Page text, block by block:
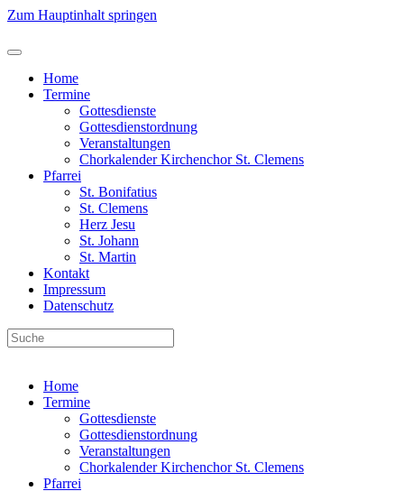
Zum Hauptinhalt springen
Home
Termine
Gottesdienste
Gottesdienstordnung
Veranstaltungen
Chorkalender Kirchenchor St. Clemens
Pfarrei
St. Bonifatius
St. Clemens
Herz Jesu
St. Johann
St. Martin
Kontakt
Impressum
Datenschutz
Home
Termine
Gottesdienste
Gottesdienstordnung
Veranstaltungen
Chorkalender Kirchenchor St. Clemens
Pfarrei
Jahr
Monat
Jahr
Monat